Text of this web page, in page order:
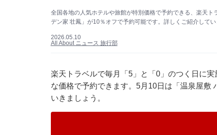
全国各地の人気ホテルや旅館が特別価格で予約できる、楽天
デン家 壮鳳」が10％オフで予約可能です。詳しくご紹介して
2026.05.10
All About ニュース 旅行部
楽天トラベルで毎月「5」と「0」のつく日に
な価格で予約できます。5月10日は「温泉屋敷
いきましょう。